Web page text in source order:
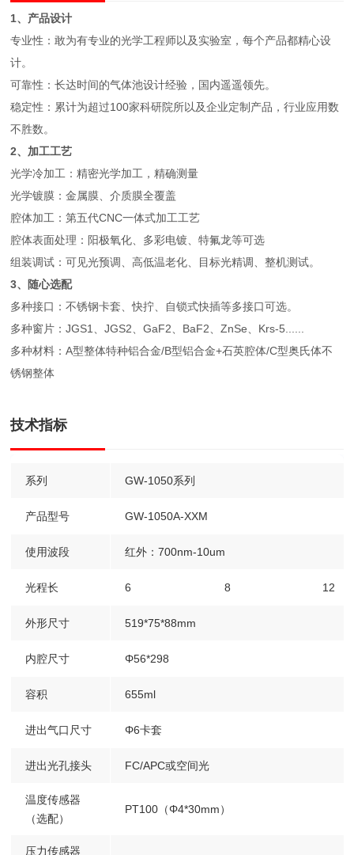
1、产品设计
专业性：敢为有专业的光学工程师以及实验室，每个产品都精心设
计。
可靠性：长达时间的气体池设计经验，国内遥遥领先。
稳定性：累计为超过100家科研院所以及企业定制产品，行业应用数
不胜数。
2、加工工艺
光学冷加工：精密光学加工，精确测量
光学镀膜：金属膜、介质膜全覆盖
腔体加工：第五代CNC一体式加工工艺
腔体表面处理：阳极氧化、多彩电镀、特氟龙等可选
组装调试：可见光预调、高低温老化、目标光精调、整机测试。
3、随心选配
多种接口：不锈钢卡套、快拧、自锁式快插等多接口可选。
多种窗片：JGS1、JGS2、GaF2、BaF2、ZnSe、Krs-5......
多种材料：A型整体特种铝合金/B型铝合金+石英腔体/C型奥氏体不
锈钢整体
技术指标
系列 GW-1050系列
产品型号 GW-1050A-XXM
使用波段 红外：700nm-10um
光程长 6 8 12
外形尺寸 519*75*88mm
内腔尺寸 Φ56*298
容积 655ml
进出气口尺寸 Φ6卡套
进出光孔接头 FC/APC或空间光
温度传感器
（选配）
PT100（Φ4*30mm）
压力传感器